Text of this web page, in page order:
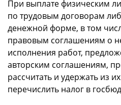
При выплате физическим
по трудовым договорам
денежной форме, в том
правовым соглашениям о
исполнения работ,
авторским соглашениям,
рассчитать и удержать из
перечислить налог в